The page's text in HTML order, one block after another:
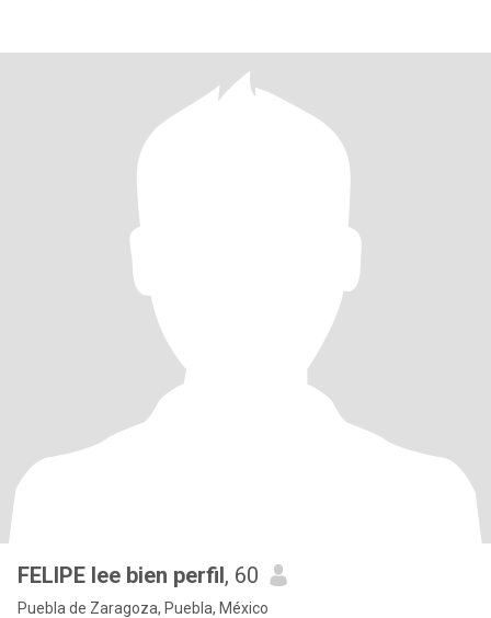
FELIPE lee bien perfil, 60
Puebla de Zaragoza, Puebla, México